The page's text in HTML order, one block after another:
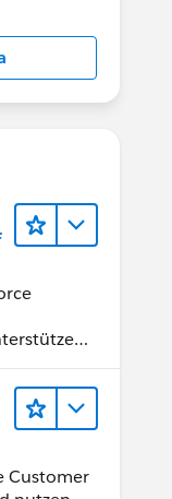
zu nutzen.
Customer